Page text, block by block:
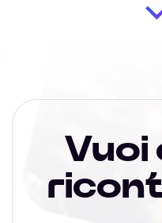
Vuoi